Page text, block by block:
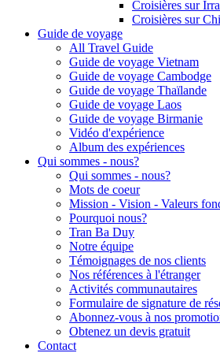
Croisières sur
Croisières sur
Guide de voyage
All Travel Guide
Guide de voyage Vietnam
Guide de voyage Cambodge
Guide de voyage Thaïlande
Guide de voyage Laos
Guide de voyage Birmanie
Vidéo d'expérience
Album des expériences
Qui sommes - nous?
Qui sommes - nous?
Mots de coeur
Mission - Vision - Valeurs
Pourquoi nous?
Tran Ba Duy
Notre équipe
Témoignages de nos clients
Nos références à l'étranger
Activités communautaires
Formulaire de signature de
Abonnez-vous à nos
Obtenez un devis gratuit
Contact